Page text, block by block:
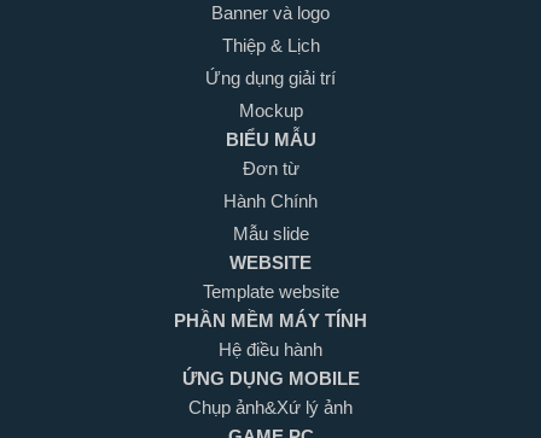
Banner và logo
Thiệp & Lịch
Ứng dụng giải trí
Mockup
BIỂU MẪU
Đơn từ
Hành Chính
Mẫu slide
WEBSITE
Template website
PHẦN MỀM MÁY TÍNH
Hệ điều hành
ỨNG DỤNG MOBILE
Chụp ảnh&Xứ lý ảnh